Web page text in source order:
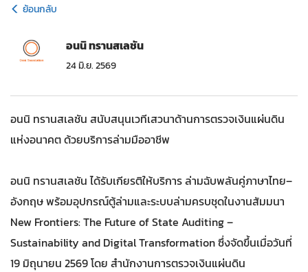
ย้อนกลับ
อนนิ ทรานสเลชัน
24 มิ.ย. 2569
อนนิ ทรานสเลชัน สนับสนุนเวทีเสวนาด้านการตรวจเงินแผ่นดิน
แห่งอนาคต ด้วยบริการล่ามมืออาชีพ
อนนิ ทรานสเลชัน ได้รับเกียรติให้บริการ ล่ามฉับพลันคู่ภาษาไทย–
อังกฤษ พร้อมอุปกรณ์ตู้ล่ามและระบบล่ามครบชุดในงานสัมมนา
New Frontiers: The Future of State Auditing –
Sustainability and Digital Transformation ซึ่งจัดขึ้นเมื่อวันที่
19 มิถุนายน 2569 โดย สำนักงานการตรวจเงินแผ่นดิน